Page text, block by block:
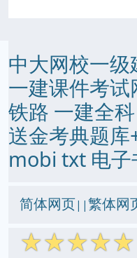
中大网校一
一建课件考试
铁路 一建全
送金考典题
mobi txt 电子
简体网页||繁体网
☆☆☆☆☆